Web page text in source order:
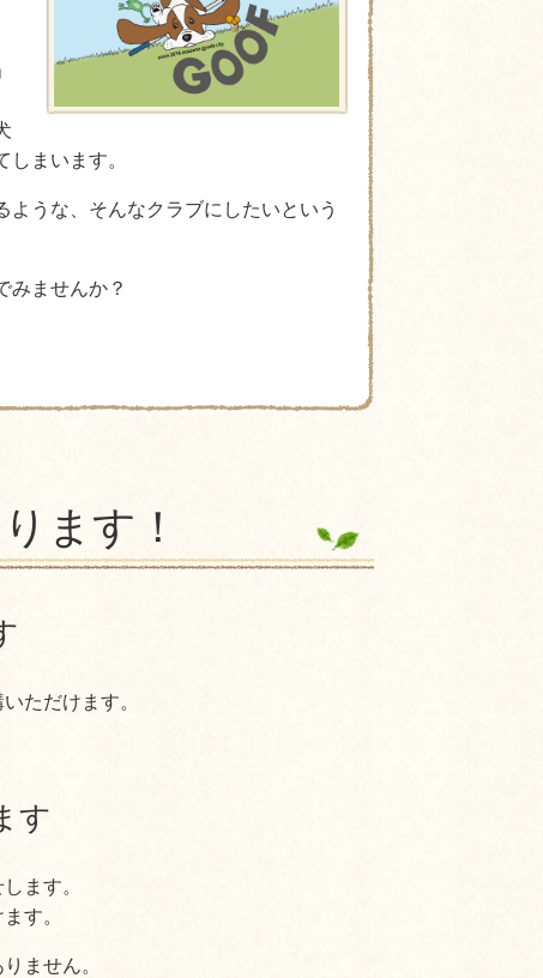
まいます。
うな、そんなクラブにしたいという
みませんか？
ます！
ただけます。
す
ます。
す。
ません。